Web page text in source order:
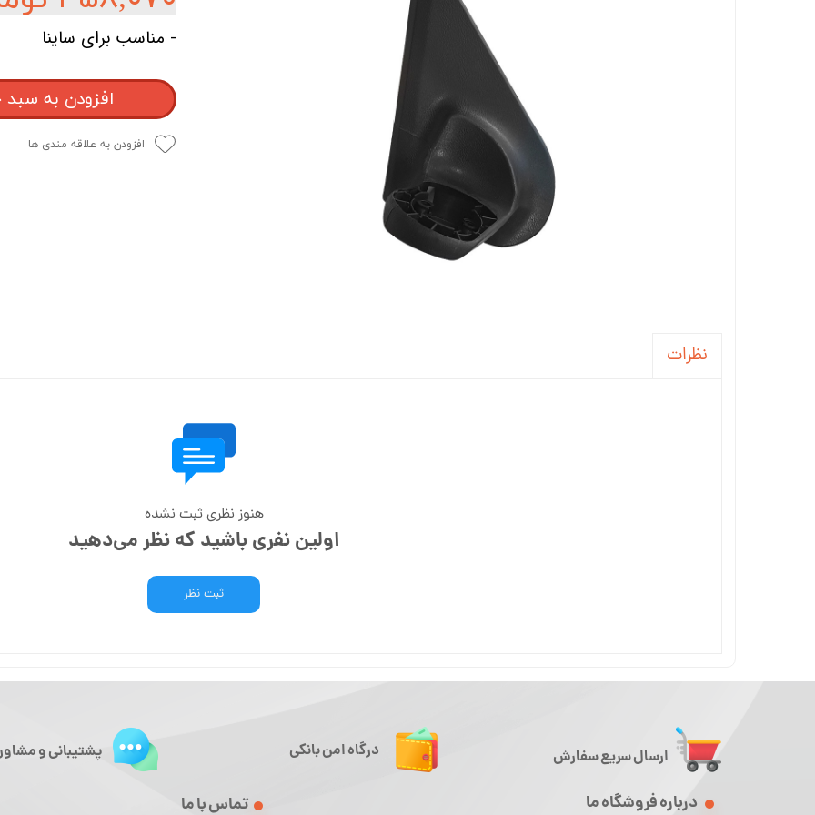
واکس ، پولیش و تمیز کننده خودرو
سنسور و دزدگیر و جی پی اس خودرو
سیستم صوتی و تصویری خودرو
- مناسب برای ساینا
افزودن به سبد
افزودن به علاقه مندی ها
نظرات
هنوز نظری ثبت نشده
اولین نفری باشید که نظر می‌دهید
ثبت نظر
ارسال سریع سفارش
درباره فروشگاه ما
تماس با ما
درگاه امن بانکی پشتیبانی و